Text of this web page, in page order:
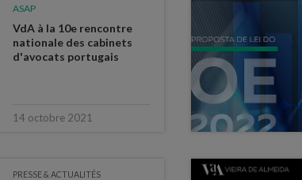
ASAP
VdA à la 10e rencontre
nationale des cabinets
d'avocats portugais
14 octobre 2021
PRESSE & ACTUALITÉS